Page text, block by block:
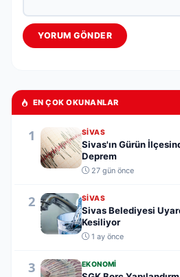
YORUM GÖNDER
EN ÇOK OKUNANLAR
1 SIVAS
Sivas'ın Gürün
Deprem
27 gün önce
2 SIVAS
Sivas Belediyesi
Kesiliyor
1 ay önce
3 EKONOMI